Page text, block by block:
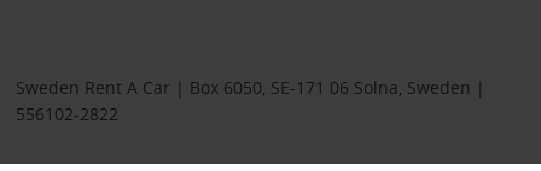
Sweden Rent A Car | Box 6050, SE-171 06 Solna, Sweden |
556102-2822